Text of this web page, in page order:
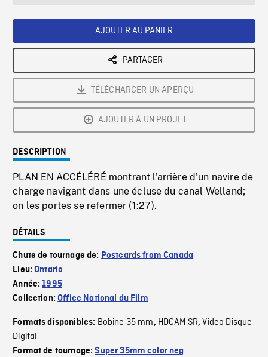
AJOUTER AU PANIER
PARTAGER
TÉLÉCHARGER UN APERÇU
AJOUTER À UN PROJET
DESCRIPTION
PLAN EN ACCÉLÉRÉ montrant l'arrière d'un navire de
charge navigant dans une écluse du canal Welland;
on les portes se refermer (1:27).
DÉTAILS
Chute de tournage de: Postcards from Canada
Lieu:Ontario
Année:1995
Collection:Office National du Film
Formats disponibles: Bobine 35 mm, HDCAM SR,Video Disque
Digital
Format de tournage:Super 35mm color neg